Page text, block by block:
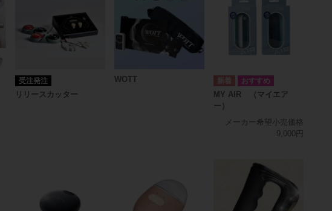
受注発注
リリースカッター
WOTT
MY AIR （マイエア
ー）
メーカー希望小売価格
9,000円